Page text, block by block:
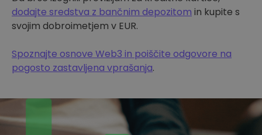
dodajte sredstva z bančnim depozitom in kupite s
svojim dobroimetjem v EUR.
Spoznajte osnove Web3 in poiščite odgovore na
pogosto zastavljena vprašanja.